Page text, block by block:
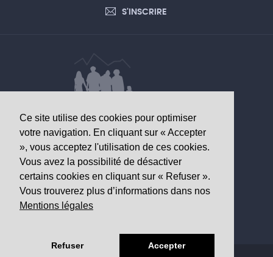
Ce site utilise des cookies pour optimiser
votre navigation. En cliquant sur « Accepter
», vous acceptez l'utilisation de ces cookies.
Vous avez la possibilité de désactiver
certains cookies en cliquant sur « Refuser ».
Vous trouverez plus d’informations dans nos
Mentions légales
Refuser Accepter
S'INSCRIRE
DONNÉES D’INTÉRÊT SANITAIRE
Observatoire valaisan de la santé
Av. Grand-Champsec 64
1950 Sion
Tél+41 27 603 49 61